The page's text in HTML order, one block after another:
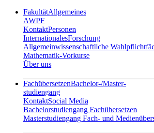
FakultätAllgemeines
AWPF
KontaktPersonen
InternationalesForschung
Allgemeinwissenschaftliche
Mathematik-Vorkurse
Über uns
FachübersetzenBachelor-/Master-
studiengang
KontaktSocial Media
Bachelorstudiengang Fachübersetzen
Masterstudiengang Fach- und